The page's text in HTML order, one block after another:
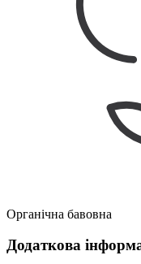
Органічна бавовна
Додаткова